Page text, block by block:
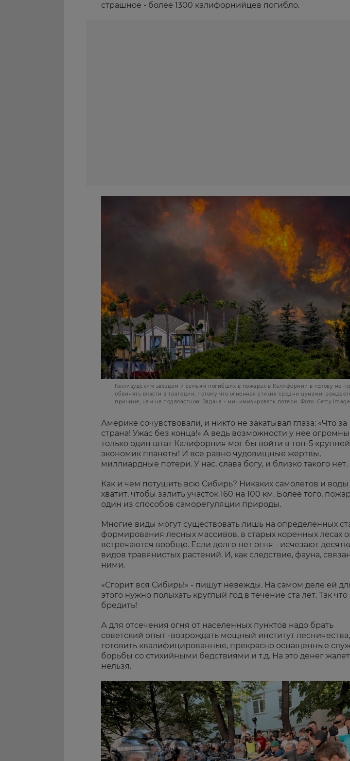
страшное - более 1300 калифорнийцев погибло.
Голливудским звёздам и семьям погибших в пожарах в Калифорнии в голову не
обвинять власти в трагедии, потому что огненная стихия сродни цунами:
причине, нам не подвластной. Задача - минимизировать потери. Фото: Getty
Америке сочувствовали, и никто не закатывал глаза: «Что за
страна! Ужас без конца!» А ведь возможности у нее
только один штат Калифорния мог бы войти в топ-5
экономик планеты! И все равно чудовищные жертвы,
миллиардные потери. У нас, слава богу, и близко такого нет.
Как и чем потушить всю Сибирь? Никаких самолетов и воды
хватит, чтобы залить участок 160 на 100 км. Более того,
один из способов саморегуляции природы.
Многие виды могут существовать лишь на определенных
формирования лесных массивов, в старых коренных лесах
встречаются вообще. Если долго нет огня - исчезают
видов травянистых растений. И, как следствие, фауна,
ними.
«Сгорит вся Сибирь!» - пишут невежды. На самом деле ей
этого нужно полыхать круглый год в течение ста лет. Так что
бредить!
А для отсечения огня от населенных пунктов надо брать
советский опыт -возрождать мощный институт лесничества,
готовить квалифицированные, прекрасно оснащенные
борьбы со стихийными бедствиями и т.д. На это денег
нельзя.